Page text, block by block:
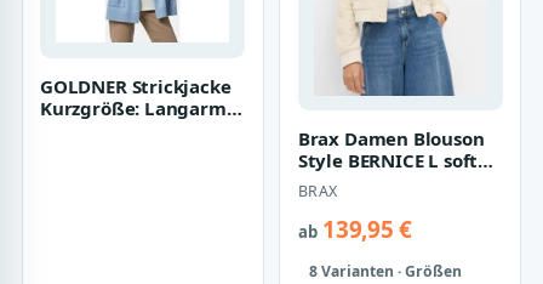
GOLDNER Strickjacke
Kurzgröße: Langarm
Brax Damen Blouson
Style BERNICE L soft
ecru, hellbeige, Gr. 46
BRAX
ab139,95 €
8 Varianten · Größen